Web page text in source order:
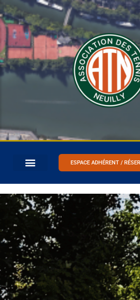
ESPACE ADHÉRENT /
Accueil»Je m’inscris au stage
(Hossegor)
JE M’INSCRIS AU
HÉBERGEMENT